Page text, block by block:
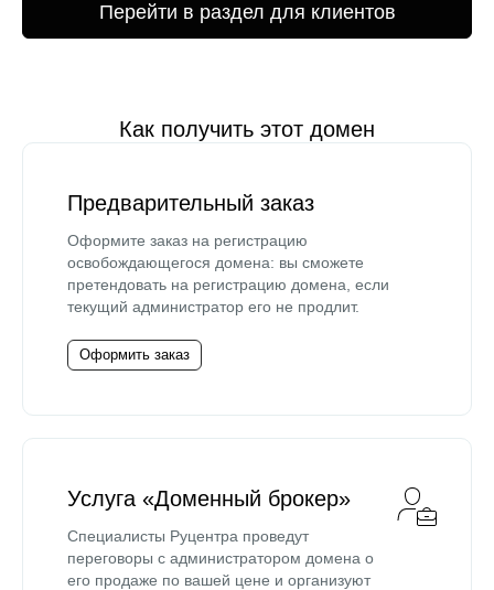
Перейти в раздел для клиентов
Как получить этот домен
Предварительный заказ
Оформите заказ на регистрацию
освобождающегося домена: вы сможете
претендовать на регистрацию домена, если
текущий администратор его не продлит.
Оформить заказ
Услуга «Доменный брокер»
Специалисты Руцентра проведут
переговоры с администратором домена о
его продаже по вашей цене и организуют